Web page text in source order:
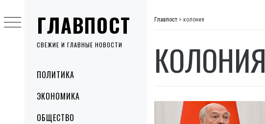
ГЛАВПОСТ
СВЕЖИЕ И ГЛАВНЫЕ НОВОСТИ
MenuПОЛИТИКА
ЭКОНОМИКА
ОБЩЕСТВО
to
content
Главпост > колония
КОЛОНИЯ